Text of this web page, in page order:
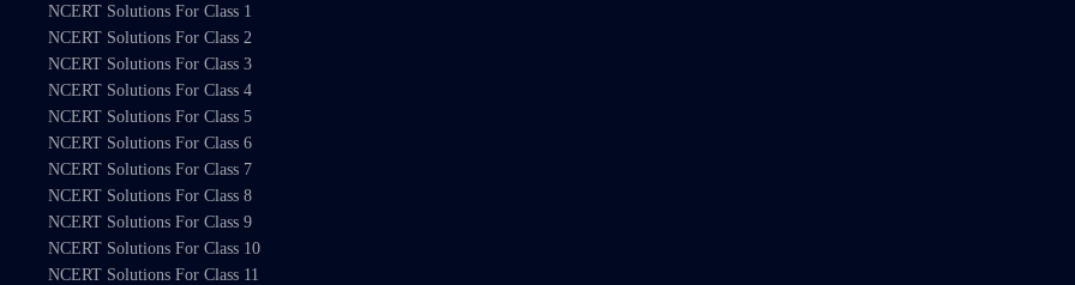
NCERT Solutions For Class 1
NCERT Solutions For Class 2
NCERT Solutions For Class 3
NCERT Solutions For Class 4
NCERT Solutions For Class 5
NCERT Solutions For Class 6
NCERT Solutions For Class 7
NCERT Solutions For Class 8
NCERT Solutions For Class 9
NCERT Solutions For Class 10
NCERT Solutions For Class 11